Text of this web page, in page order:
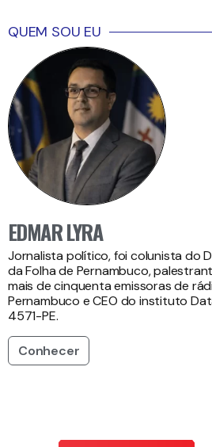
QUEM SOU EU
EDMAR LYRA
Jornalista político, foi colunista do
da Folha de Pernambuco,
mais de cinquenta emissoras de
Pernambuco e CEO do instituto
4571-PE.
Conhecer